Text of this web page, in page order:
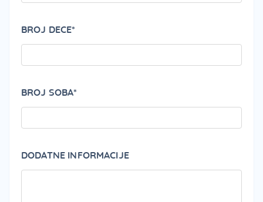
BROJ DECE*
BROJ SOBA*
DODATNE INFORMACIJE